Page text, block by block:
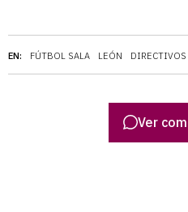
EN: FÚTBOL SALA LEÓN DIRECTIVOS
Ver